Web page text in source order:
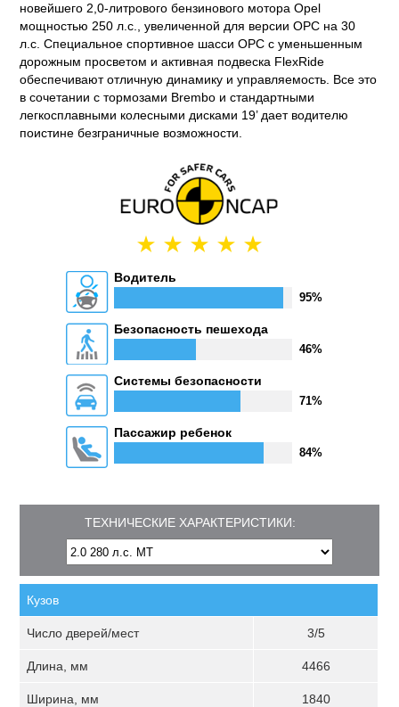
новейшего 2,0-литрового бензинового мотора Opel
мощностью 250 л.с., увеличенной для версии OPC на 30
л.с. Специальное спортивное шасси OPC с уменьшенным
дорожным просветом и активная подвеска FlexRide
обеспечивают отличную динамику и управляемость. Все это
в сочетании с тормозами Brembo и стандартными
легкосплавными колесными дисками 19’ дает водителю
поистине безграничные возможности.
Водитель
95%
Безопасность пешехода
46%
Системы безопасности
71%
Пассажир ребенок
84%
ТЕХНИЧЕСКИЕ ХАРАКТЕРИСТИКИ:
Кузов
Число дверей/мест 3/5
Длина, мм 4466
Ширина, мм 1840